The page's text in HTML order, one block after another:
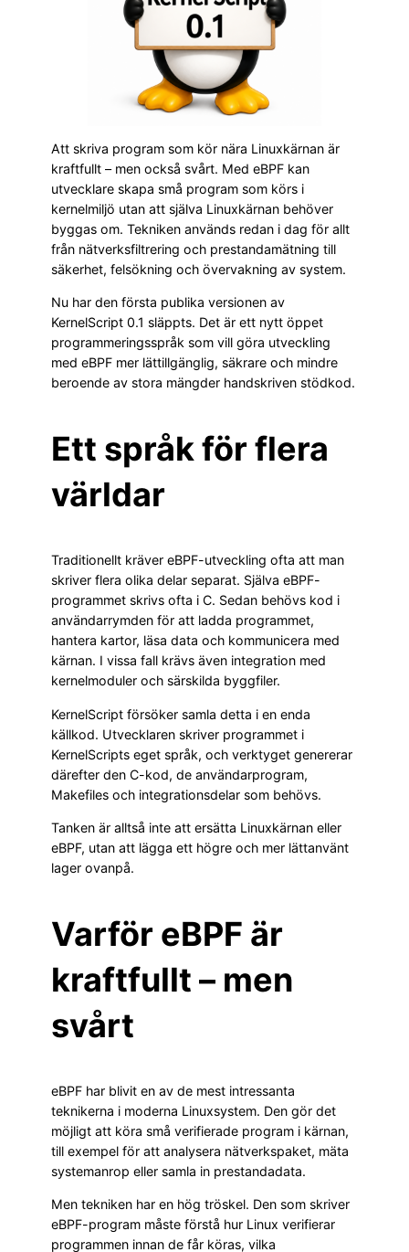
Att skriva program som kör nära Linuxkärnan är
kraftfullt – men också svårt. Med eBPF kan
utvecklare skapa små program som körs i
kernelmiljö utan att själva Linuxkärnan behöver
byggas om. Tekniken används redan i dag för allt
från nätverksfiltrering och prestandamätning till
säkerhet, felsökning och övervakning av system.
Nu har den första publika versionen av
KernelScript 0.1 släppts. Det är ett nytt öppet
programmeringsspråk som vill göra utveckling
med eBPF mer lättillgänglig, säkrare och mindre
beroende av stora mängder handskriven stödkod.
Ett språk för flera
världar
Traditionellt kräver eBPF-utveckling ofta att man
skriver flera olika delar separat. Själva eBPF-
programmet skrivs ofta i C. Sedan behövs kod i
användarrymden för att ladda programmet,
hantera kartor, läsa data och kommunicera med
kärnan. I vissa fall krävs även integration med
kernelmoduler och särskilda byggfiler.
KernelScript försöker samla detta i en enda
källkod. Utvecklaren skriver programmet i
KernelScripts eget språk, och verktyget genererar
därefter den C-kod, de användarprogram,
Makefiles och integrationsdelar som behövs.
Tanken är alltså inte att ersätta Linuxkärnan eller
eBPF, utan att lägga ett högre och mer lättanvänt
lager ovanpå.
Varför eBPF är
kraftfullt – men
svårt
eBPF har blivit en av de mest intressanta
teknikerna i moderna Linuxsystem. Den gör det
möjligt att köra små verifierade program i kärnan,
till exempel för att analysera nätverkspaket, mäta
systemanrop eller samla in prestandadata.
Men tekniken har en hög tröskel. Den som skriver
eBPF-program måste förstå hur Linux verifierar
programmen innan de får köras, vilka